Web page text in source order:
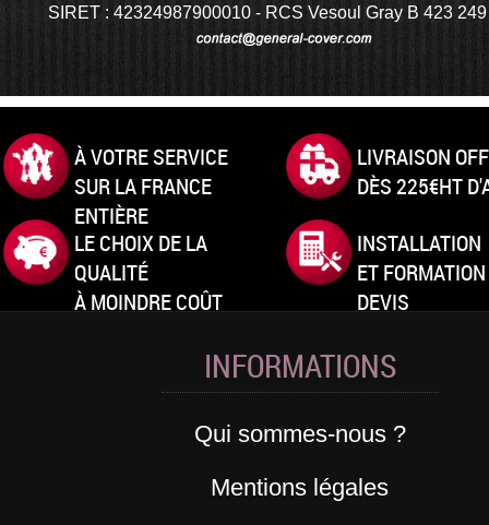
SIRET : 42324987900010 - RCS Vesoul Gray B 423
À VOTRE SERVICE
SUR LA FRANCE
ENTIÈRE
LIVRAISON
DÈS 225€HT
LE CHOIX DE LA
QUALITÉ
À MOINDRE COÛT
INSTALLATION
ET
DEVIS
INFORMATIONS
Qui sommes-nous ?
Mentions légales